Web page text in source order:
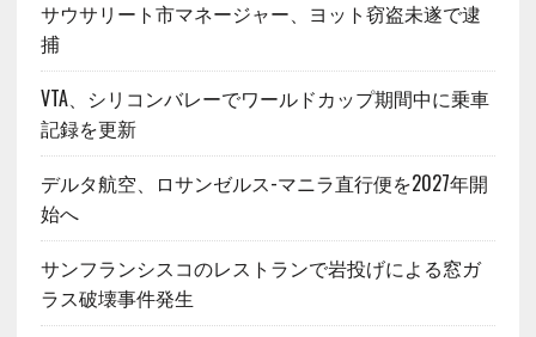
サウサリート市マネージャー、ヨット窃盗未遂で逮
捕
VTA、シリコンバレーでワールドカップ期間中に乗車
記録を更新
デルタ航空、ロサンゼルス-マニラ直行便を2027年開
始へ
サンフランシスコのレストランで岩投げによる窓ガ
ラス破壊事件発生